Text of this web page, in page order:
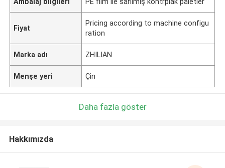
Fiyat
Pricing according to machine configu
ration
Marka adı ZHILIAN
Menşe yeri Çin
Daha fazla göster
Hakkımızda